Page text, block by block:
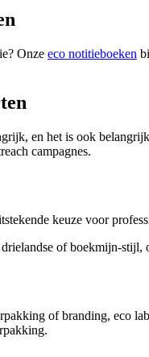
Onze eco notitieboeken
en het is ook
campagnes.
keuze voor
of boekmijn-
of branding, eco